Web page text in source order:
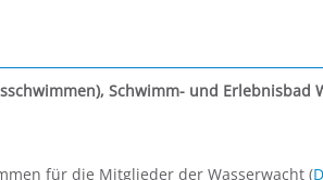
, Schwimm- und Erlebnisbad
für die Mitglieder der Wasserwacht (